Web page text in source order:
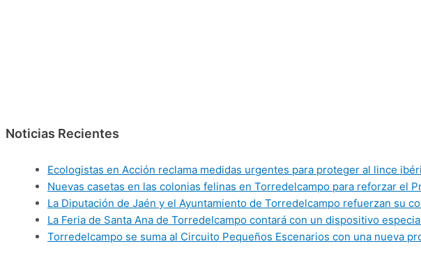
Noticias Recientes
Ecologistas en Acción reclama medidas urgentes para proteger al lince
Nuevas casetas en las colonias felinas en Torredelcampo para reforzar el
La Diputación de Jaén y el Ayuntamiento de Torredelcampo refuerzan su
La Feria de Santa Ana de Torredelcampo contará con un dispositivo
Torredelcampo se suma al Circuito Pequeños Escenarios con una nueva